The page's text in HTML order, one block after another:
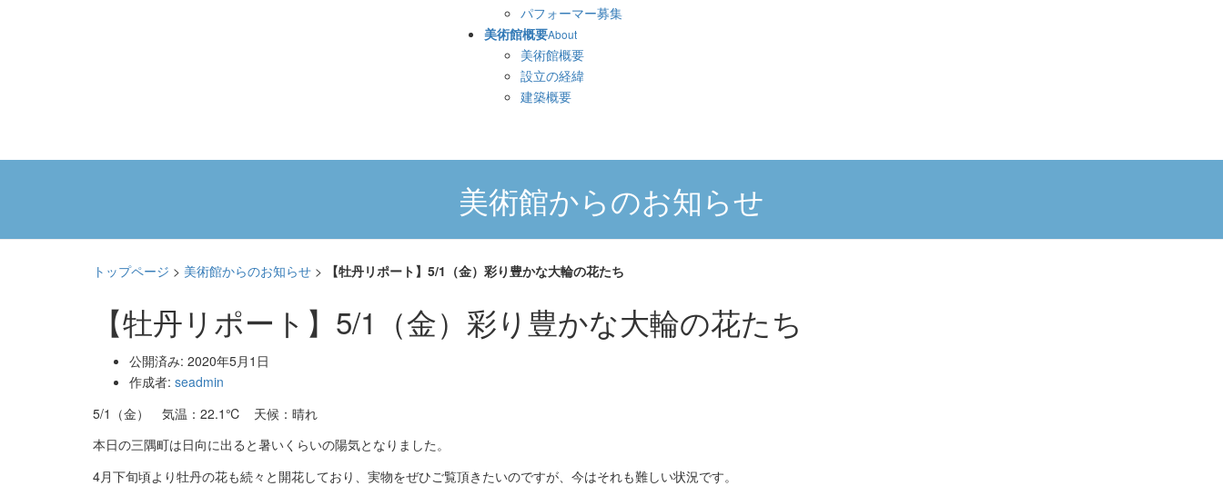
パフォーマー募集
美術館概要About
美術館概要
設立の経緯
建築概要
美術館からのお知らせ
トップページ > 美術館からのお知らせ > 【牡丹リポート】5/1（金）彩り豊かな大輪の花たち
【牡丹リポート】5/1（金）彩り豊かな大輪の花たち
公開済み: 2020年5月1日
作成者: seadmin
5/1（金） 気温：22.1℃ 天候：晴れ
本日の三隅町は日向に出ると暑いくらいの陽気となりました。
4月下旬頃より牡丹の花も続々と開花しており、実物をぜひご覧頂きたいのですが、今はそれも難しい状況です。